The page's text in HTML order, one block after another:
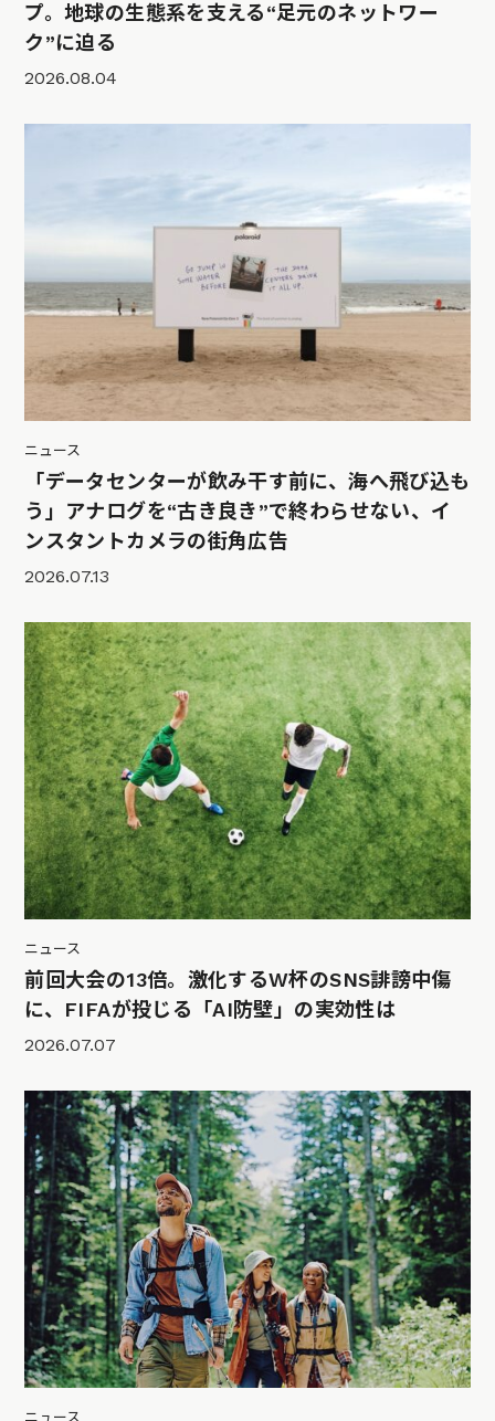
プ。地球の生態系を支える“足元のネットワー
ク”に迫る
2026.08.04
ニュース
「データセンターが飲み干す前に、海へ飛び込も
う」アナログを“古き良き”で終わらせない、イ
ンスタントカメラの街角広告
2026.07.13
ニュース
前回大会の13倍。激化するW杯のSNS誹謗中傷
に、FIFAが投じる「AI防壁」の実効性は
2026.07.07
ニュース